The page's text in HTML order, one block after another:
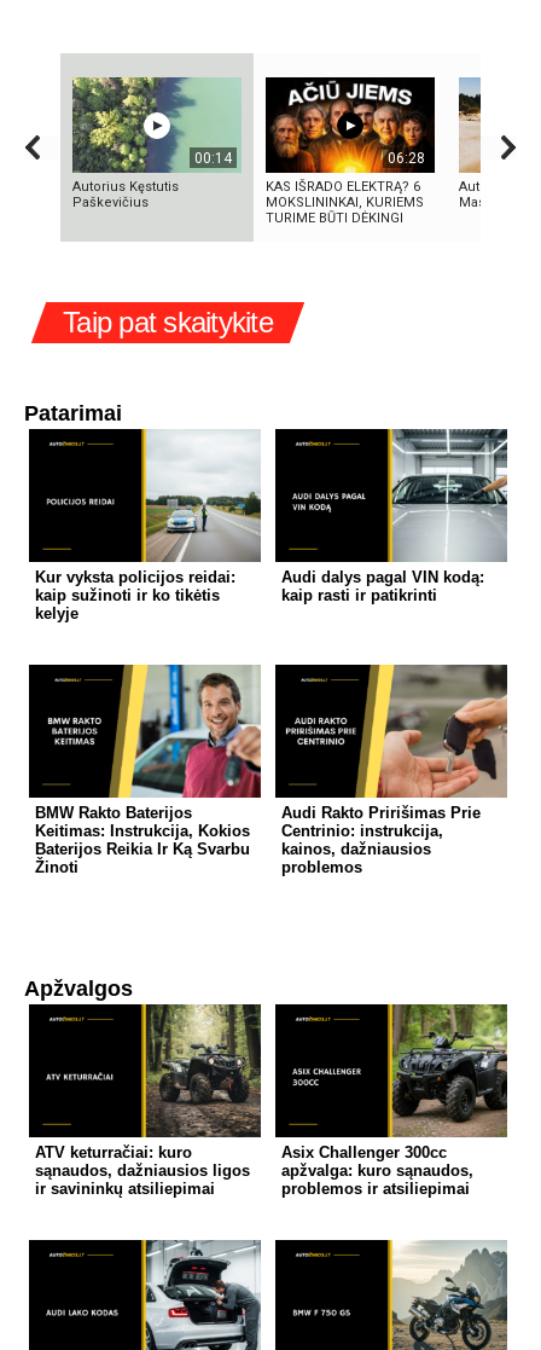
00:14
Autorius Kęstutis
Paškevičius
06:28
KAS IŠRADO ELEKTRĄ? 6
MOKSLININKAI, KURIEMS
TURIME BŪTI DĖKINGI
Autorius
Mascinskas
Taip pat skaitykite
Patarimai
Kur vyksta policijos reidai:
kaip sužinoti ir ko tikėtis
kelyje
Audi dalys pagal VIN kodą:
kaip rasti ir patikrinti
BMW Rakto Baterijos
Keitimas: Instrukcija, Kokios
Baterijos Reikia Ir Ką Svarbu
Žinoti
Audi Rakto Pririšimas Prie
Centrinio: instrukcija,
kainos, dažniausios
problemos
Apžvalgos
ATV keturračiai: kuro
sąnaudos, dažniausios ligos
ir savininkų atsiliepimai
Asix Challenger 300cc
apžvalga: kuro sąnaudos,
problemos ir atsiliepimai